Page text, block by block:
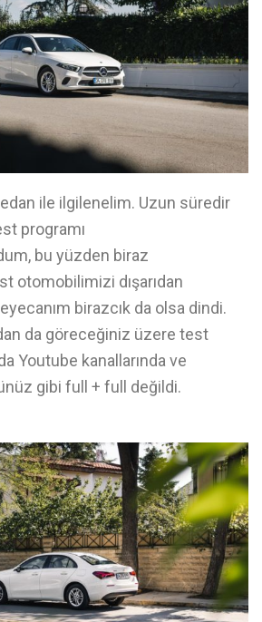
ile ilgilenelim. Uzun süredir
programı
bu yüzden biraz
otomobilimizi dışarıdan
birazcık da olsa dindi.
da göreceğiniz üzere test
Youtube kanallarında ve
gibi full + full değildi.